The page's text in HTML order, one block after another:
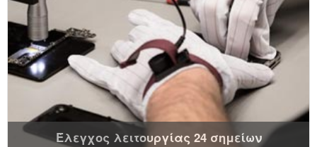
Έλεγχος λειτουργίας 24 σημείων